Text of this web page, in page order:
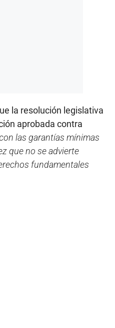
la resolución legislativa
aprobada contra
las garantías mínimas
que no se advierte
fundamentales